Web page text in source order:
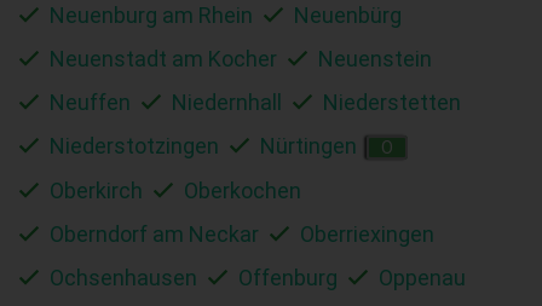
Neuenburg am Rhein
Neuenbürg
Neuenstadt am Kocher
Neuenstein
Neuffen
Niedernhall
Niederstetten
Niederstotzingen
Nürtingen O
Oberkirch
Oberkochen
Oberndorf am Neckar
Oberriexingen
Ochsenhausen
Offenburg
Oppenau